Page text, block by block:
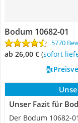
Bodum 10682-01
5770
ab 26,00 € ( Sofort
Unser Fazit für
Der Bodum 10682-